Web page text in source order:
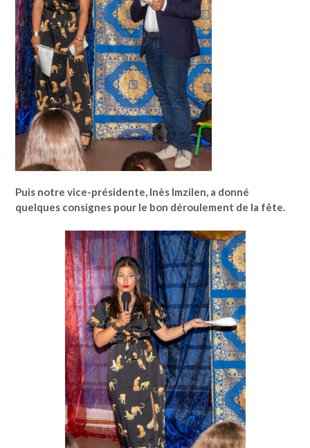
Puis notre vice-présidente, Inès Imzilen, a donné
quelques consignes pour le bon déroulement de la fête.